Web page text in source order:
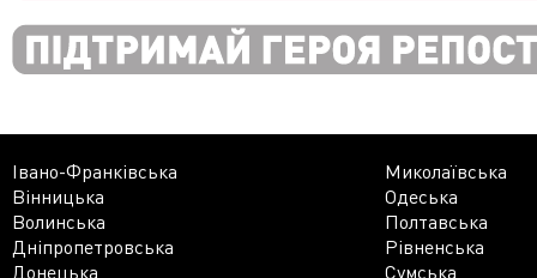
Івано-Франківська
Миколаївська
Вінницька
Одеська
Волинська
Полтавська
Дніпропетровська
Рівненська
Донецька
Сумська